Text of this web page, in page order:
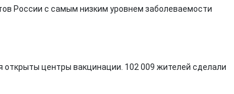
России с самым низким уровнем заболеваемости
открыты центры вакцинации. 102 009 жителей сделали